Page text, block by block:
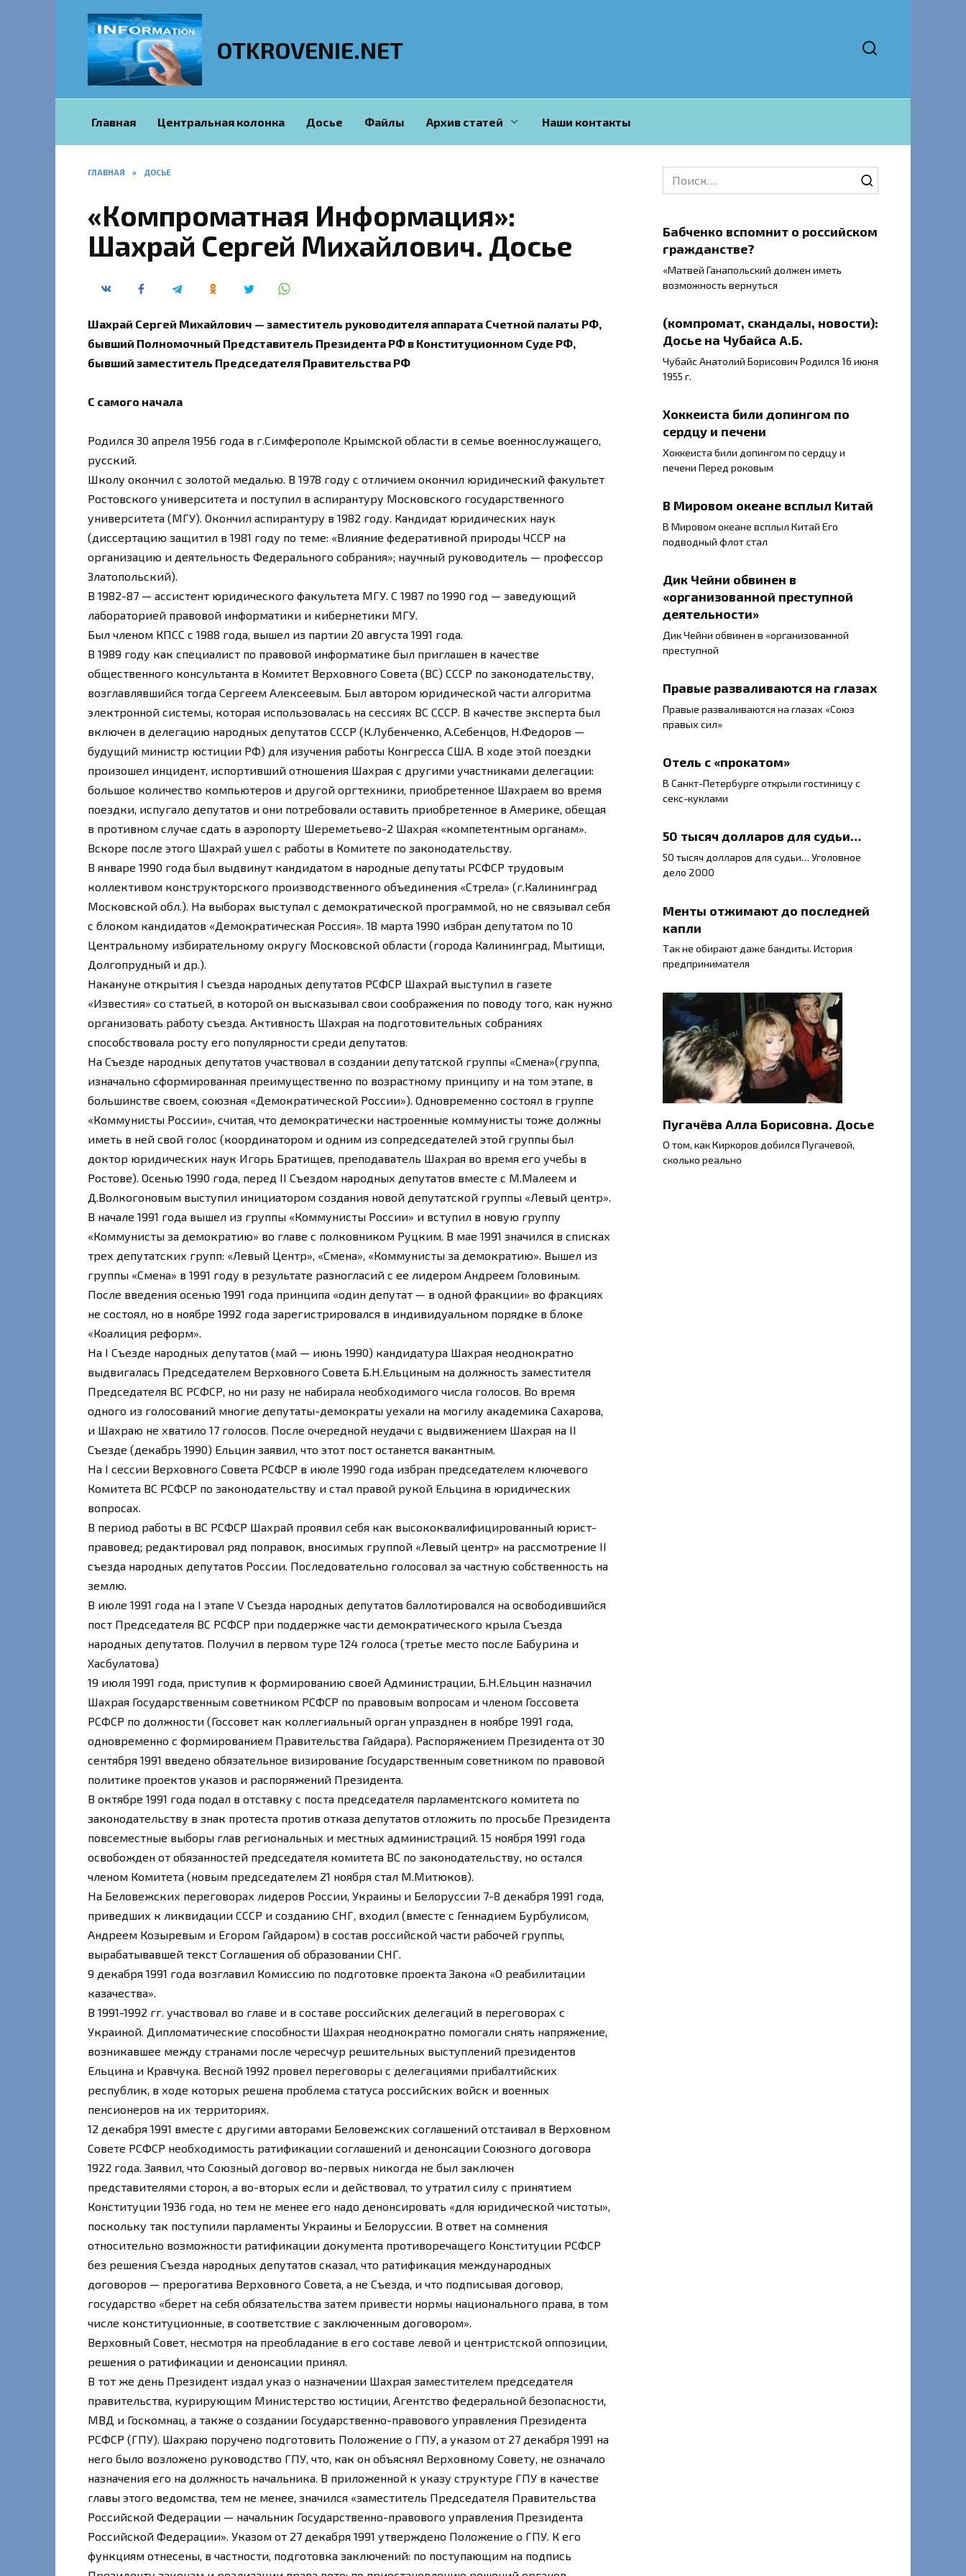
OTKROVENIE.NET
Главная Центральная колонка Досье Файлы Архив статей Наши контакты
ГЛАВНАЯ » ДОСЬЕ
«Компроматная Информация»:
Шахрай Сергей Михайлович. Досье
Шахрай Сергей Михайлович — заместитель руководителя аппарата Счетной палаты РФ,
бывший Полномочный Представитель Президента РФ в Конституционном Суде РФ,
бывший заместитель Председателя Правительства РФ
С самого начала
Родился 30 апреля 1956 года в г.Симферополе Крымской области в семье военнослужащего,
русский.
Школу окончил с золотой медалью. В 1978 году с отличием окончил юридический факультет
Ростовского университета и поступил в аспирантуру Московского государственного
университета (МГУ). Окончил аспирантуру в 1982 году. Кандидат юридических наук
(диссертацию защитил в 1981 году по теме: «Влияние федеративной природы ЧССР на
организацию и деятельность Федерального собрания»; научный руководитель — профессор
Златопольский).
В 1982-87 — ассистент юридического факультета МГУ. С 1987 по 1990 год — заведующий
лабораторией правовой информатики и кибернетики МГУ.
Был членом КПСС с 1988 года, вышел из партии 20 августа 1991 года.
В 1989 году как специалист по правовой информатике был приглашен в качестве
общественного консультанта в Комитет Верховного Совета (ВС) СССР по законодательству,
возглавлявшийся тогда Сергеем Алексеевым. Был автором юридической части алгоритма
электронной системы, которая использовалась на сессиях ВС СССР. В качестве эксперта был
включен в делегацию народных депутатов СССР (К.Лубенченко, А.Себенцов, Н.Федоров —
будущий министр юстиции РФ) для изучения работы Конгресса США. В ходе этой поездки
произошел инцидент, испортивший отношения Шахрая с другими участниками делегации:
большое количество компьютеров и другой оргтехники, приобретенное Шахраем во время
поездки, испугало депутатов и они потребовали оставить приобретенное в Америке, обещая
в противном случае сдать в аэропорту Шереметьево-2 Шахрая «компетентным органам».
Вскоре после этого Шахрай ушел с работы в Комитете по законодательству.
В январе 1990 года был выдвинут кандидатом в народные депутаты РСФСР трудовым
коллективом конструкторского производственного объединения «Стрела» (г.Калининград
Московской обл.). На выборах выступал с демократической программой, но не связывал себя
с блоком кандидатов «Демократическая Россия». 18 марта 1990 избран депутатом по 10
Центральному избирательному округу Московской области (города Калининград, Мытищи,
Долгопрудный и др.).
Накануне открытия I съезда народных депутатов РСФСР Шахрай выступил в газете
«Известия» со статьей, в которой он высказывал свои соображения по поводу того, как нужно
организовать работу съезда. Активность Шахрая на подготовительных собраниях
способствовала росту его популярности среди депутатов.
На Съезде народных депутатов участвовал в создании депутатской группы «Смена»(группа,
изначально сформированная преимущественно по возрастному принципу и на том этапе, в
большинстве своем, союзная «Демократической России»). Одновременно состоял в группе
«Коммунисты России», считая, что демократически настроенные коммунисты тоже должны
иметь в ней свой голос (координатором и одним из сопредседателей этой группы был
доктор юридических наук Игорь Братищев, преподаватель Шахрая во время его учебы в
Ростове). Осенью 1990 года, перед II Съездом народных депутатов вместе с М.Малеем и
Д.Волкогоновым выступил инициатором создания новой депутатской группы «Левый центр».
В начале 1991 года вышел из группы «Коммунисты России» и вступил в новую группу
«Коммунисты за демократию» во главе с полковником Руцким. В мае 1991 значился в списках
трех депутатских групп: «Левый Центр», «Смена», «Коммунисты за демократию». Вышел из
группы «Смена» в 1991 году в результате разногласий с ее лидером Андреем Головиным.
После введения осенью 1991 года принципа «один депутат — в одной фракции» во фракциях
не состоял, но в ноябре 1992 года зарегистрировался в индивидуальном порядке в блоке
«Коалиция реформ».
На I Съезде народных депутатов (май — июнь 1990) кандидатура Шахрая неоднократно
выдвигалась Председателем Верховного Совета Б.Н.Ельциным на должность заместителя
Председателя ВС РСФСР, но ни разу не набирала необходимого числа голосов. Во время
одного из голосований многие депутаты-демократы уехали на могилу академика Сахарова,
и Шахраю не хватило 17 голосов. После очередной неудачи с выдвижением Шахрая на II
Съезде (декабрь 1990) Ельцин заявил, что этот пост останется вакантным.
На I сессии Верховного Совета РСФСР в июле 1990 года избран председателем ключевого
Комитета ВС РСФСР по законодательству и стал правой рукой Ельцина в юридических
вопросах.
В период работы в ВС РСФСР Шахрай проявил себя как высококвалифицированный юрист-
правовед; редактировал ряд поправок, вносимых группой «Левый центр» на рассмотрение II
съезда народных депутатов России. Последовательно голосовал за частную собственность на
землю.
В июле 1991 года на I этапе V Съезда народных депутатов баллотировался на освободившийся
пост Председателя ВС РСФСР при поддержке части демократического крыла Съезда
народных депутатов. Получил в первом туре 124 голоса (третье место после Бабурина и
Хасбулатова)
19 июля 1991 года, приступив к формированию своей Администрации, Б.Н.Ельцин назначил
Шахрая Государственным советником РСФСР по правовым вопросам и членом Госсовета
РСФСР по должности (Госсовет как коллегиальный орган упразднен в ноябре 1991 года,
одновременно с формированием Правительства Гайдара). Распоряжением Президента от 30
сентября 1991 введено обязательное визирование Государственным советником по правовой
политике проектов указов и распоряжений Президента.
В октябре 1991 года подал в отставку с поста председателя парламентского комитета по
законодательству в знак протеста против отказа депутатов отложить по просьбе Президента
повсеместные выборы глав региональных и местных администраций. 15 ноября 1991 года
освобожден от обязанностей председателя комитета ВС по законодательству, но остался
членом Комитета (новым председателем 21 ноября стал М.Митюков).
На Беловежских переговорах лидеров России, Украины и Белоруссии 7-8 декабря 1991 года,
приведших к ликвидации СССР и созданию СНГ, входил (вместе с Геннадием Бурбулисом,
Андреем Козыревым и Егором Гайдаром) в состав российской части рабочей группы,
вырабатывавшей текст Соглашения об образовании СНГ.
9 декабря 1991 года возглавил Комиссию по подготовке проекта Закона «О реабилитации
казачества».
В 1991-1992 гг. участвовал во главе и в составе российских делегаций в переговорах с
Украиной. Дипломатические способности Шахрая неоднократно помогали снять напряжение,
возникавшее между странами после чересчур решительных выступлений президентов
Ельцина и Кравчука. Весной 1992 провел переговоры с делегациями прибалтийских
республик, в ходе которых решена проблема статуса российских войск и военных
пенсионеров на их территориях.
12 декабря 1991 вместе с другими авторами Беловежских соглашений отстаивал в Верховном
Совете РСФСР необходимость ратификации соглашений и денонсации Союзного договора
1922 года. Заявил, что Союзный договор во-первых никогда не был заключен
представителями сторон, а во-вторых если и действовал, то утратил силу с принятием
Конституции 1936 года, но тем не менее его надо денонсировать «для юридической чистоты»,
поскольку так поступили парламенты Украины и Белоруссии. В ответ на сомнения
относительно возможности ратификации документа противоречащего Конституции РСФСР
без решения Съезда народных депутатов сказал, что ратификация международных
договоров — прерогатива Верховного Совета, а не Съезда, и что подписывая договор,
государство «берет на себя обязательства затем привести нормы национального права, в том
числе конституционные, в соответствие с заключенным договором».
Верховный Совет, несмотря на преобладание в его составе левой и центристской оппозиции,
решения о ратификации и денонсации принял.
В тот же день Президент издал указ о назначении Шахрая заместителем председателя
правительства, курирующим Министерство юстиции, Агентство федеральной безопасности,
МВД и Госкомнац, а также о создании Государственно-правового управления Президента
РСФСР (ГПУ). Шахраю поручено подготовить Положение о ГПУ, а указом от 27 декабря 1991 на
него было возложено руководство ГПУ, что, как он объяснял Верховному Совету, не означало
назначения его на должность начальника. В приложенной к указу структуре ГПУ в качестве
главы этого ведомства, тем не менее, значился «заместитель Председателя Правительства
Российской Федерации — начальник Государственно-правового управления Президента
Российской Федерации». Указом от 27 декабря 1991 утверждено Положение о ГПУ. К его
функциям отнесены, в частности, подготовка заключений: по поступающим на подпись
Search
for:
Бабченко вспомнит о российском
гражданстве?
«Матвей Ганапольский должен иметь
возможность вернуться
(компромат, скандалы, новости):
Досье на Чубайса А.Б.
Чубайс Анатолий Борисович Родился 16 июня
1955 г.
Хоккеиста били допингом по
сердцу и печени
Хоккеиста били допингом по сердцу и
печени Перед роковым
В Мировом океане всплыл Китай
В Мировом океане всплыл Китай Его
подводный флот стал
Дик Чейни обвинен в
«организованной преступной
деятельности»
Дик Чейни обвинен в «организованной
преступной
Правые разваливаются на глазах
Правые разваливаются на глазах «Союз
правых сил»
Отель с «прокатом»
В Санкт-Петербурге открыли гостиницу с
секс-куклами
50 тысяч долларов для судьи…
50 тысяч долларов для судьи… Уголовное
дело 2000
Менты отжимают до последней
капли
Так не обирают даже бандиты. История
предпринимателя
Пугачёва Алла Борисовна. Досье
О том, как Киркоров добился Пугачевой,
сколько реально